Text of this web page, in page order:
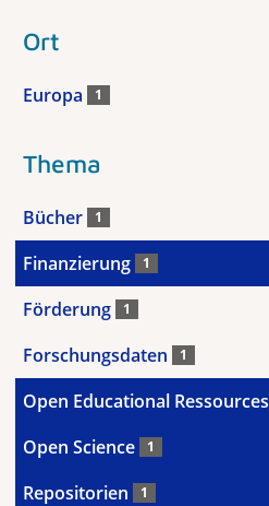
Ort
Europa 1
Thema
Bücher 1
Finanzierung 1
Förderung 1
Forschungsdaten 1
Open Educational Ressources
Open Science 1
Repositorien 1